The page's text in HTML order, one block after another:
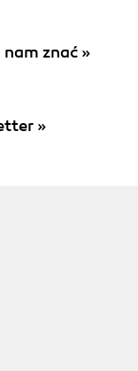
znać »
»